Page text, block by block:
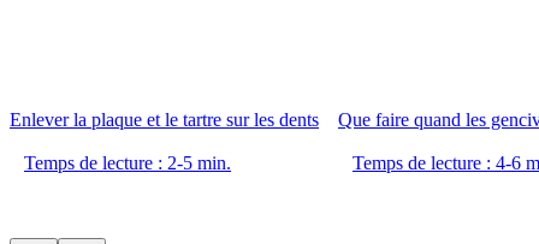
Enlever la plaque et le tartre sur les dents
Temps de lecture : 2-5 min.
Que faire quand les
Temps de lecture : 4-6